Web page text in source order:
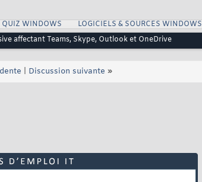
QUIZ WINDOWS LOGICIELS & SOURCES WINDOWS
affectant Teams, Skype, Outlook et OneDrive
Discussion suivante »